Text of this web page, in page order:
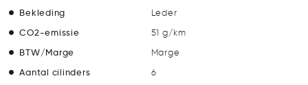
Bekleding Leder
CO2-emissie 51 g/km
BTW/Marge Marge
Aantal cilinders 6